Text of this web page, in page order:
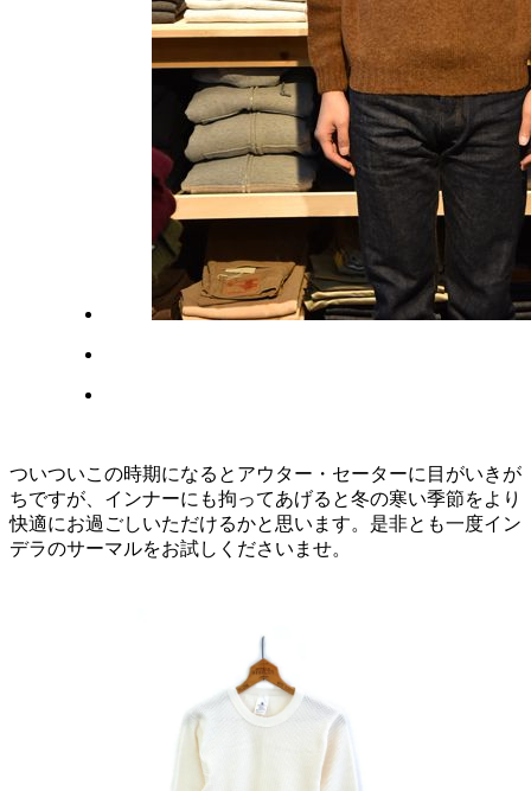
ついついこの時期になるとアウター・セーターに目がいきが
ちですが、インナーにも拘ってあげると冬の寒い季節をより
快適にお過ごしいただけるかと思います。是非とも一度イン
デラのサーマルをお試しくださいませ。